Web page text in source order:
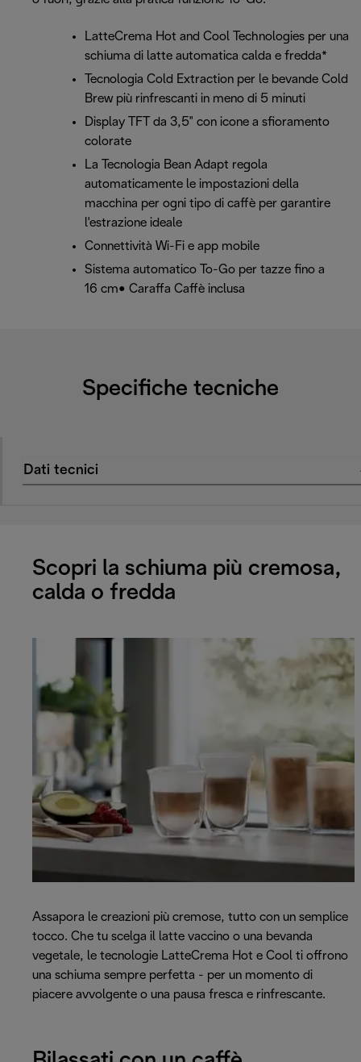
LatteCrema Hot and Cool Technologies per una
schiuma di latte automatica calda e fredda*
Tecnologia Cold Extraction per le bevande Cold
Brew più rinfrescanti in meno di 5 minuti
Display TFT da 3,5" con icone a sfioramento
colorate
La Tecnologia Bean Adapt regola
automaticamente le impostazioni della
macchina per ogni tipo di caffè per garantire
l'estrazione ideale
Connettività Wi-Fi e app mobile
Sistema automatico To-Go per tazze fino a
16 cm• Caraffa Caffè inclusa
Specifiche tecniche
Dati tecnici
Scopri la schiuma più cremosa,
calda o fredda
Assapora le creazioni più cremose, tutto con un semplice
tocco. Che tu scelga il latte vaccino o una bevanda
vegetale, le tecnologie LatteCrema Hot e Cool ti offrono
una schiuma sempre perfetta - per un momento di
piacere avvolgente o una pausa fresca e rinfrescante.